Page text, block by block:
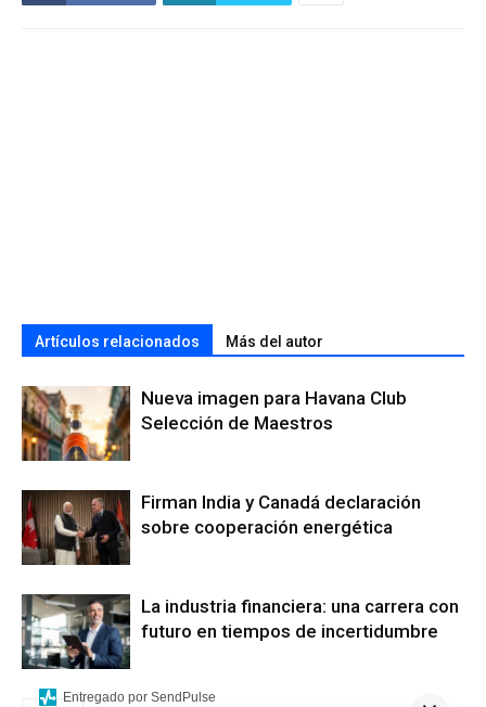
Artículos relacionados Más del autor
Nueva imagen para Havana Club
Selección de Maestros
Firman India y Canadá declaración
sobre cooperación energética
La industria financiera: una carrera con
futuro en tiempos de incertidumbre
Entregado por SendPulse